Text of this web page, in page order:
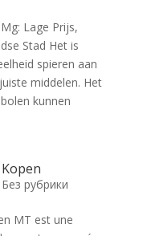
Lage Prijs,
Stad Het is
spieren aan
middelen. Het
kunnen
рубрики
MT est une